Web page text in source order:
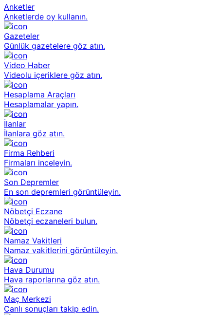
Anketler
Anketlerde oy kullanın.
Gazeteler
Günlük gazetelere göz atın.
Video Haber
Videolu içeriklere göz atın.
Hesaplama Araçları
Hesaplamalar yapın.
İlanlar
İlanlara göz atın.
Firma Rehberi
Firmaları inceleyin.
Son Depremler
En son depremleri görüntüleyin.
Nöbetçi Eczane
Nöbetçi eczaneleri bulun.
Namaz Vakitleri
Namaz vakitlerini görüntüleyin.
Hava Durumu
Hava raporlarına göz atın.
Maç Merkezi
Canlı sonuçları takip edin.